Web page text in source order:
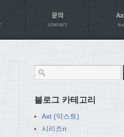
블로그 카테고리
Axt (악스트)
시리즈n